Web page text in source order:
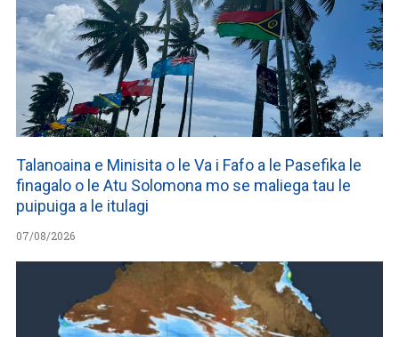
Talanoaina e Minisita o le Va i Fafo a le Pasefika le
finagalo o le Atu Solomona mo se maliega tau le
puipuiga a le itulagi
07/08/2026